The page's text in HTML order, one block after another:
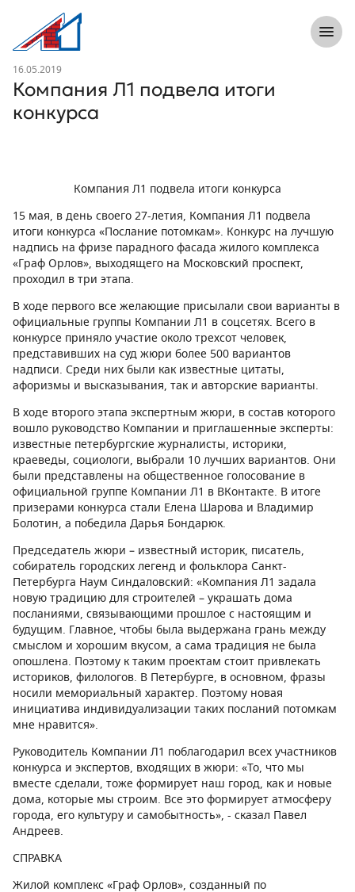
Л1 Строительная компания №1
Новость
16.05.2019
Компания Л1 подвела итоги
конкурса
Компания Л1 подвела итоги конкурса
15 мая, в день своего 27-летия, Компания Л1 подвела
итоги конкурса «Послание потомкам». Конкурс на лучшую
надпись на фризе парадного фасада жилого комплекса
«Граф Орлов», выходящего на Московский проспект,
проходил в три этапа.
В ходе первого все желающие присылали свои варианты в
официальные группы Компании Л1 в соцсетях. Всего в
конкурсе приняло участие около трехсот человек,
представивших на суд жюри более 500 вариантов
надписи. Среди них были как известные цитаты,
афоризмы и высказывания, так и авторские варианты.
В ходе второго этапа экспертным жюри, в состав которого
вошло руководство Компании и приглашенные эксперты:
известные петербургские журналисты, историки,
краеведы, социологи, выбрали 10 лучших вариантов. Они
были представлены на общественное голосование в
официальной группе Компании Л1 в ВКонтакте. В итоге
призерами конкурса стали Елена Шарова и Владимир
Болотин, а победила Дарья Бондарюк.
Председатель жюри – известный историк, писатель,
собиратель городских легенд и фольклора Санкт-
Петербурга Наум Синдаловский: «Компания Л1 задала
новую традицию для строителей – украшать дома
посланиями, связывающими прошлое с настоящим и
будущим. Главное, чтобы была выдержана грань между
смыслом и хорошим вкусом, а сама традиция не была
опошлена. Поэтому к таким проектам стоит привлекать
историков, филологов. В Петербурге, в основном, фразы
носили мемориальный характер. Поэтому новая
инициатива индивидуализации таких посланий потомкам
мне нравится».
Руководитель Компании Л1 поблагодарил всех участников
конкурса и экспертов, входящих в жюри: «То, что мы
вместе сделали, тоже формирует наш город, как и новые
дома, которые мы строим. Все это формирует атмосферу
города, его культуру и самобытность», - сказал Павел
Андреев.
СПРАВКА
Жилой комплекс «Граф Орлов», созданный по